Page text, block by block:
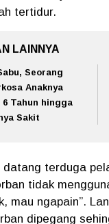
tertidur.
LAINNYA
Seorang
Anaknya
6 Tahun hingga
Sakit
datang terduga
tidak
mau ngapain”.
dipegang